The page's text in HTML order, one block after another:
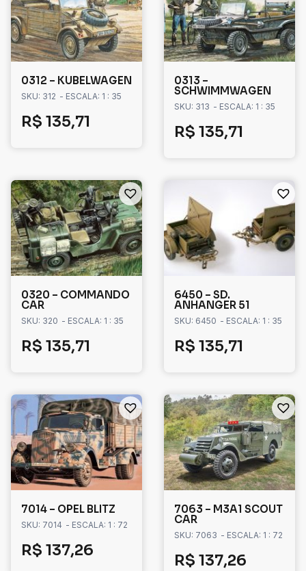
0312 – KUBELWAGEN
SKU: 312 - ESCALA: 1 : 35
R$ 135,71
0313 –
SCHWIMMWAGEN
SKU: 313 - ESCALA: 1 : 35
R$ 135,71
0320 – COMMANDO
CAR
SKU: 320 - ESCALA: 1 : 35
R$ 135,71
6450 – SD.
ANHANGER 51
SKU: 6450 - ESCALA: 1 : 35
R$ 135,71
7014 – OPEL BLITZ
SKU: 7014 - ESCALA: 1 : 72
R$ 137,26
7063 – M3A1 SCOUT
CAR
SKU: 7063 - ESCALA: 1 : 72
R$ 137,26